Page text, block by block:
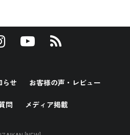
らせ お客様の声・レビュー
問 メディア掲載